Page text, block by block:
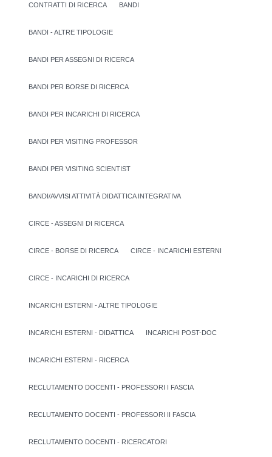
CONTRATTI DI RICERCA BANDI
BANDI - ALTRE TIPOLOGIE
BANDI PER ASSEGNI DI RICERCA
BANDI PER BORSE DI RICERCA
BANDI PER INCARICHI DI RICERCA
BANDI PER VISITING PROFESSOR
BANDI PER VISITING SCIENTIST
BANDI/AVVISI ATTIVITÀ DIDATTICA INTEGRATIVA
CIRCE - ASSEGNI DI RICERCA
CIRCE - BORSE DI RICERCA CIRCE - INCARICHI ESTERNI
CIRCE - INCARICHI DI RICERCA
INCARICHI ESTERNI - ALTRE TIPOLOGIE
INCARICHI ESTERNI - DIDATTICA INCARICHI POST-DOC
INCARICHI ESTERNI - RICERCA
RECLUTAMENTO DOCENTI - PROFESSORI I FASCIA
RECLUTAMENTO DOCENTI - PROFESSORI II FASCIA
RECLUTAMENTO DOCENTI - RICERCATORI